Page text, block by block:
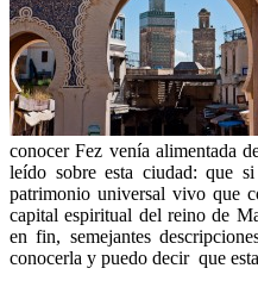
conocer Fez venía alimentada
leído sobre esta ciudad: que
patrimonio universal vivo que
capital espiritual del reino de
en fin, semejantes
conocerla y puedo decir que